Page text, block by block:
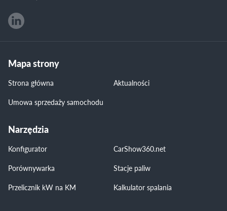
Mapa strony
Strona główna
Aktualności
Umowa sprzedaży samochodu
Narzędzia
Konfigurator
CarShow360.net
Porównywarka
Stacje paliw
Przelicznik kW na KM
Kalkulator spalania